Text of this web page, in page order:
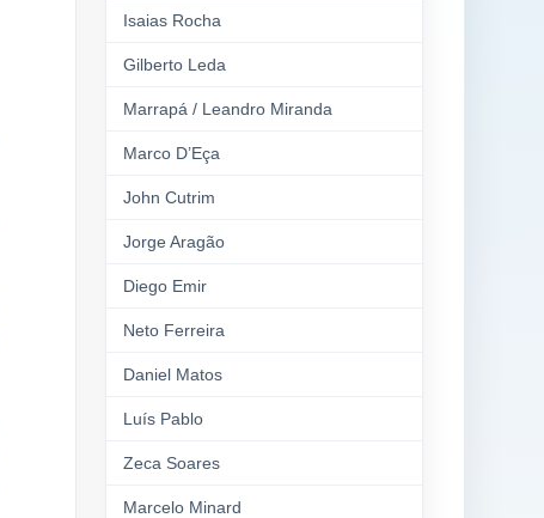
Isaias Rocha
Gilberto Leda
Marrapá / Leandro Miranda
Marco D’Eça
John Cutrim
Jorge Aragão
Diego Emir
Neto Ferreira
Daniel Matos
Luís Pablo
Zeca Soares
Marcelo Minard